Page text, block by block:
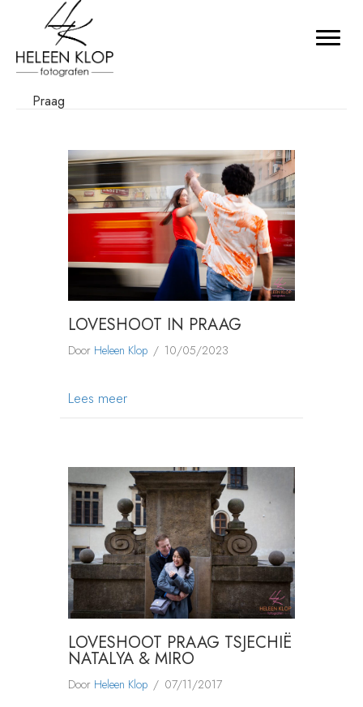
Praag
LOVESHOOT IN PRAAG
Door Heleen Klop / 10/05/2023
Lees meerabout LOVESHOOT IN PRAAG
LOVESHOOT PRAAG TSJECHIË
NATALYA & MIRO
Door Heleen Klop / 07/11/2017